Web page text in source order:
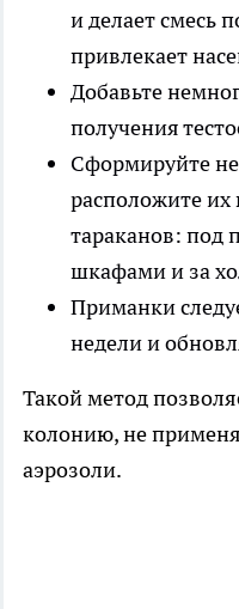
и делает смесь
привлекает
Добавьте
получения
Сформируйте
расположите их
тараканов: под
шкафами и за
Приманки
недели и
Такой метод
колонию, не
аэрозоли.